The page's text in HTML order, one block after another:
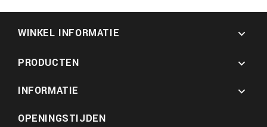
WINKEL INFORMATIE 
PRODUCTEN

INFORMATIE

OPENINGSTIJDEN